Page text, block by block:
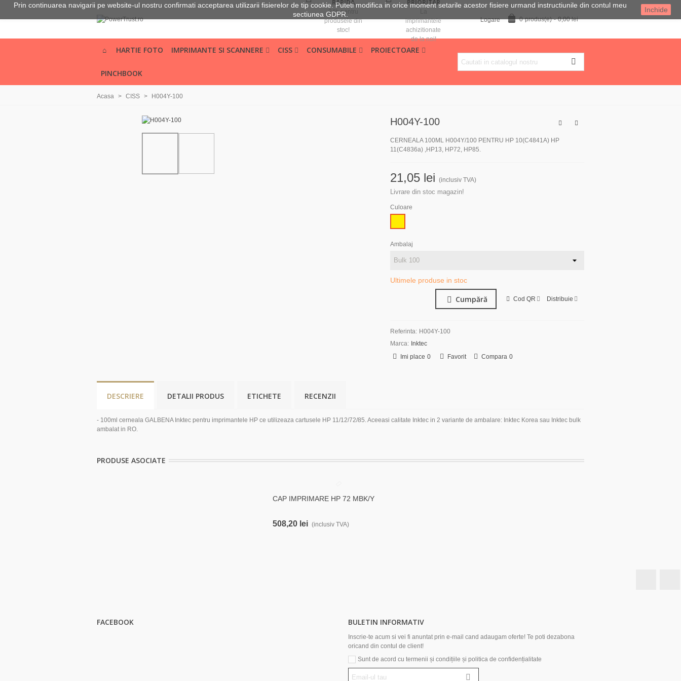
Prin continuarea navigarii pe website-ul nostru confirmati acceptarea utilizarii fisierelor de tip cookie. Puteti modifica in orice moment setarile acestor fisiere urmand instructiunile din contul meu
sectiunea GDPR.
Inchide
RAPIDA
24h pentru
produsele din
stoc!
PRIORITAR
imprimantele
achizitionate
de la noi!
Logare 0 produs(e) - 0,00 lei
HARTIE FOTO IMPRIMANTE SI SCANNERE CISS CONSUMABILE PROIECTOARE
PINCHBOOK
Acasa > CISS > H004Y-100
H004Y-100
CERNEALA 100ML H004Y/100 PENTRU HP 10(C4841A) HP
11(C4836a) ,HP13, HP72, HP85.
21,05 lei (inclusiv TVA)
Livrare din stoc magazin!
Culoare
Ambalaj
Ultimele produse in stoc
Cumpără Cod QR Distribuie
Referinta: H004Y-100
Marca: Inktec
Imi place 0 Favorit Compara 0
DESCRIERE DETALII PRODUS ETICHETE RECENZII
- 100ml cerneala GALBENA Inktec pentru imprimantele HP ce utilizeaza cartusele HP 11/12/72/85. Aceeasi calitate Inktec in 2 variante de ambalare: Inktec Korea sau Inktec bulk
ambalat in RO.
PRODUSE ASOCIATE
Cumpără
CAP IMPRIMARE HP 72 MBK/Y
508,20 lei (inclusiv TVA)
FACEBOOK BULETIN INFORMATIV
Inscrie-te acum si vei fi anuntat prin e-mail cand adaugam oferte! Te poti dezabona
oricand din contul de client!
Sunt de acord cu termenii și condițiile și politica de confidențialitate